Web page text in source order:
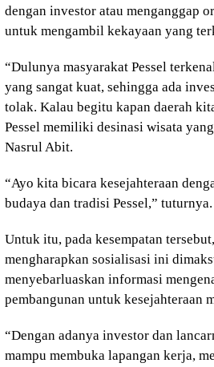
dengan investor atau menganggap
untuk mengambil kekayaan yang
“Dulunya masyarakat Pessel
yang sangat kuat, sehingga ada
tolak. Kalau begitu kapan daerah
Pessel memiliki desinasi wisata
Nasrul Abit.
“Ayo kita bicara kesejahteraan
budaya dan tradisi Pessel,” tuturnya.
Untuk itu, pada kesempatan
mengharapkan sosialisasi ini
menyebarluaskan informasi
pembangunan untuk kesejahteraan
“Dengan adanya investor dan
mampu membuka lapangan kerja,